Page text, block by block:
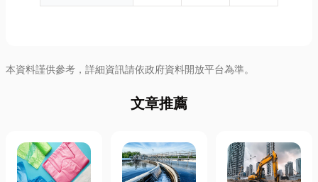
本資料謹供參考，詳細資訊請依政府資料開放平台為準。
文章推薦